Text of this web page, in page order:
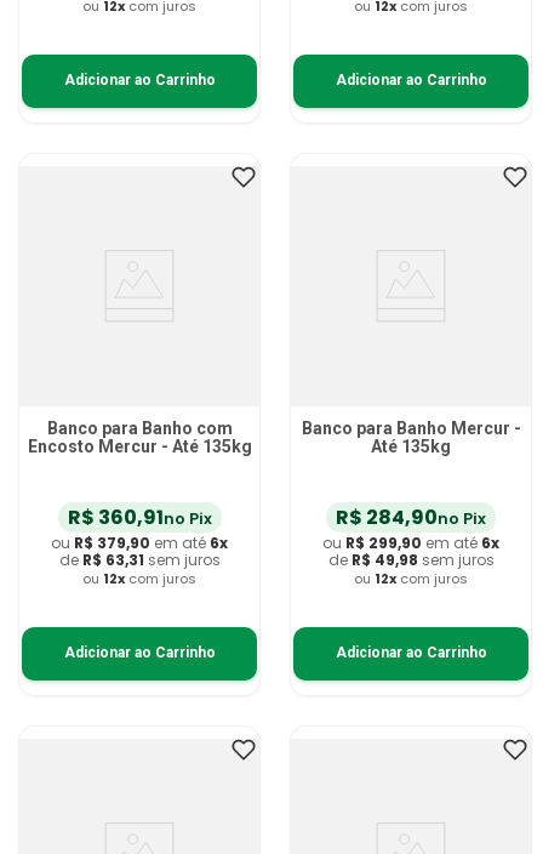
ou 12x com juros
Adicionar ao Carrinho
ou 12x com juros
Adicionar ao Carrinho
Banco para Banho com
Encosto Mercur - Até 135kg
R$ 360,91no Pix
ou R$ 379,90 em até 6x
de R$ 63,31 sem juros
ou 12x com juros
Adicionar ao Carrinho
Banco para Banho Mercur -
Até 135kg
R$ 284,90no Pix
ou R$ 299,90 em até 6x
de R$ 49,98 sem juros
ou 12x com juros
Adicionar ao Carrinho